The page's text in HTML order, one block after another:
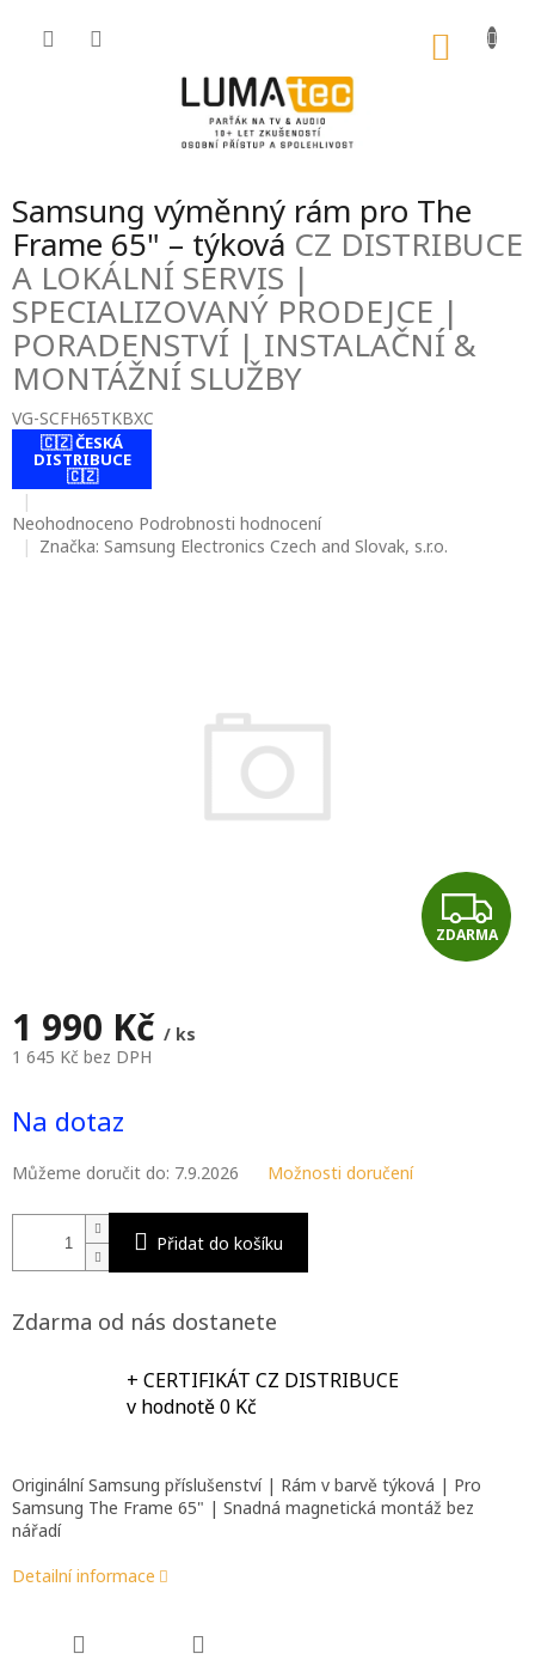
Samsung výměnný rám pro The
Frame 65" – týková CZ DISTRIBUCE
A LOKÁLNÍ SERVIS |
SPECIALIZOVANÝ PRODEJCE |
PORADENSTVÍ | INSTALAČNÍ &
MONTÁŽNÍ SLUŽBY
VG-SCFH65TKBXC
🇨🇿 ČESKÁ
DISTRIBUCE
🇨🇿
Průměrné
hodnocení
Neohodnoceno Podrobnosti hodnocení
Značka: Samsung Electronics Czech and Slovak, s.r.o.
Z
D
ZDARMA
1 990 Kč / ks
1 645 Kč bez DPH
cena:
Na dotaz
Můžeme doručit do: 7.9.2026 Možnosti doručení
Přidat do košíku
Zdarma od nás dostanete
+ CERTIFIKÁT CZ DISTRIBUCE
v hodnotě 0 Kč
Originální Samsung příslušenství | Rám v barvě týková | Pro
Samsung The Frame 65" | Snadná magnetická montáž bez
nářadí
Detailní informace